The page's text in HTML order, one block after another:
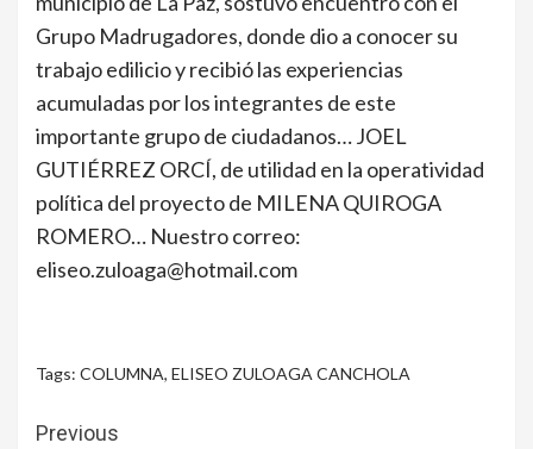
Grupo Madrugadores, donde dio a conocer su
trabajo edilicio y recibió las experiencias
acumuladas por los integrantes de este
importante grupo de ciudadanos… JOEL
GUTIÉRREZ ORCÍ, de utilidad en la operatividad
política del proyecto de MILENA QUIROGA
ROMERO… Nuestro correo:
eliseo.zuloaga@hotmail.com
Tags: COLUMNA, ELISEO ZULOAGA CANCHOLA
Continue
Previous